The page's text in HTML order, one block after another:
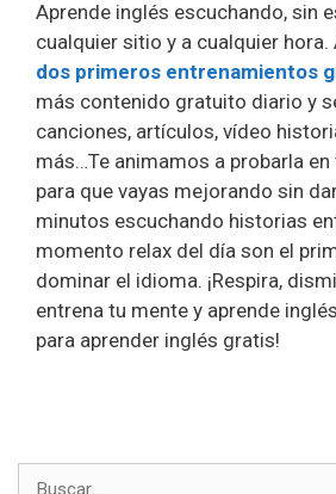
Aprende inglés escuchando, sin
cualquier sitio y a cualquier
dos primeros entrenamientos
más contenido gratuito diario y
canciones, artículos, vídeo
más…Te animamos a probarla
para que vayas mejorando sin
minutos escuchando historias
momento relax del día son el
dominar el idioma. ¡Respira,
entrena tu mente y aprende
para aprender inglés gratis!